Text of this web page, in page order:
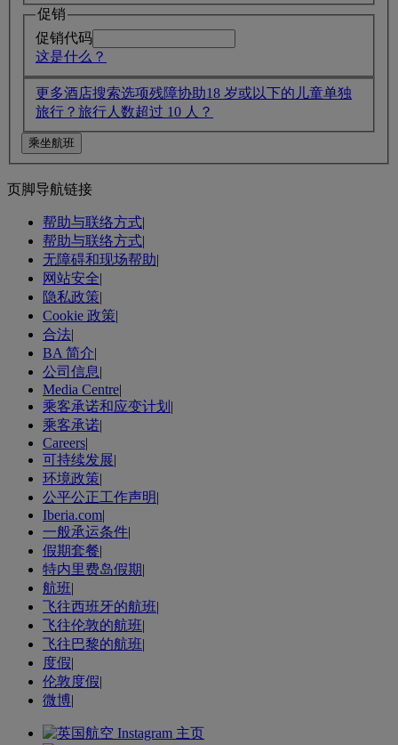
促销
促销代码
这是什么？
更多酒店搜索选项残障协助18 岁或以下的儿童单独
旅行？ 旅行人数超过 10 人？
页脚导航链接
帮助与联络方式|
帮助与联络方式|
无障碍和现场帮助|
网站安全|
隐私政策|
Cookie 政策|
合法|
BA 简介|
公司信息|
Media Centre|
乘客承诺和应变计划 |
乘客承诺|
Careers|
可持续发展|
环境政策|
公平公正工作声明|
Iberia.com|
一般承运条件|
假期套餐|
特内里费岛假期|
航班|
飞往西班牙的航班|
飞往伦敦的航班|
飞往巴黎的航班|
度假|
伦敦度假|
微博|